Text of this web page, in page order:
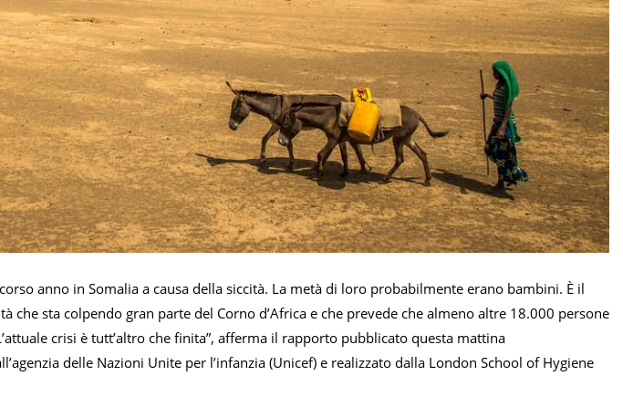
anno in Somalia a causa della siccità. La metà di loro probabilmente erano bambini. È il
che sta colpendo gran parte del Corno d’Africa e che prevede che almeno altre 18.000 persone
crisi è tutt’altro che finita”, afferma il rapporto pubblicato questa mattina
delle Nazioni Unite per l’infanzia (Unicef) e realizzato dalla London School of Hygiene